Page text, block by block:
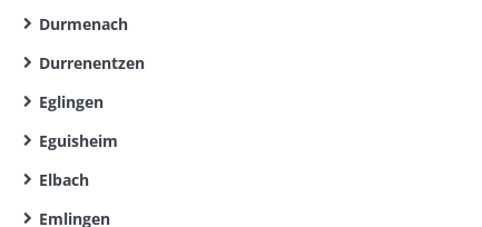
Durmenach
Durrenentzen
Eglingen
Eguisheim
Elbach
Emlingen